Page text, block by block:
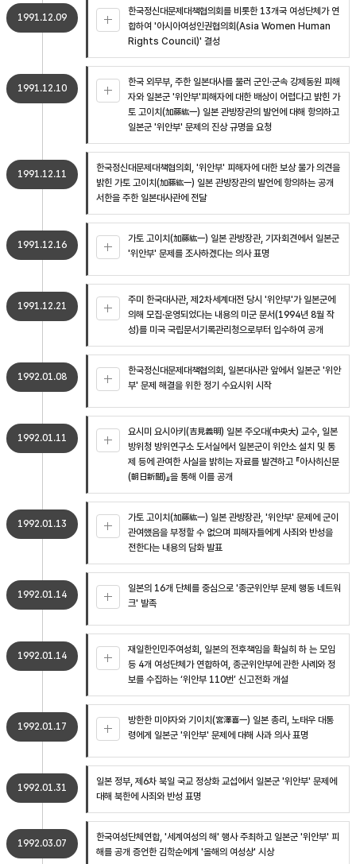
1991.12.09
한국정신대문제대책협의회를 비롯한 13개국 여성단체가 연
합하여 '아시아여성인권협의회(Asia Women Human
Rights Council)' 결성
1991.12.10
한국 외무부, 주한 일본대사를 불러 군인·군속 강제동원 피해
자와 일본군 '위안부'피해자에 대한 배상이 어렵다고 밝힌 가
토 고이치(加藤紘一) 일본 관방장관의 발언에 대해 항의하고
일본군 '위안부' 문제의 진상 규명을 요청
1991.12.11
한국정신대문제대책협의회, '위안부' 피해자에 대한 보상 불가 의견을
밝힌 가토 고이치(加藤紘一) 일본 관방장관의 발언에 항의하는 공개
서한을 주한 일본대사관에 전달
1991.12.16
가토 고이치(加藤紘一) 일본 관방장관, 기자회견에서 일본군
'위안부' 문제를 조사하겠다는 의사 표명
1991.12.21
주미 한국대사관, 제2차세계대전 당시 '위안부'가 일본군에
의해 모집·운영되었다는 내용의 미군 문서(1994년 8월 작
성)를 미국 국립문서기록관리청으로부터 입수하여 공개
1992.01.08
한국정신대문제대책협의회, 일본대사관 앞에서 일본군 '위안
부' 문제 해결을 위한 정기 수요시위 시작
1992.01.11
요시미 요시아키(吉見義明) 일본 주오대(中央大) 교수, 일본
방위청 방위연구소 도서실에서 일본군이 위안소 설치 및 통
제 등에 관여한 사실을 밝히는 자료를 발견하고 『아사히신문
(朝日新聞)』을 통해 이를 공개
1992.01.13
가토 고이치(加藤紘一) 일본 관방장관, '위안부' 문제에 군이
관여했음을 부정할 수 없으며 피해자들에게 사죄와 반성을
전한다는 내용의 담화 발표
1992.01.14
일본의 16개 단체를 중심으로 '종군위안부 문제 행동 네트워
크' 발족
1992.01.14
재일한인민주여성회, 일본의 전후책임을 확실히 하 는 모임
등 4개 여성단체가 연합하여, 종군위안부에 관한 사례와 정
보를 수집하는 ‘위안부 110번’ 신고전화 개설
1992.01.17
방한한 미야자와 기이치(宮澤喜一) 일본 총리, 노태우 대통
령에게 일본군 '위안부' 문제에 대해 사과 의사 표명
1992.01.31
일본 정부, 제6차 북일 국교 정상화 교섭에서 일본군 '위안부' 문제에
대해 북한에 사죄와 반성 표명
1992.03.07
한국여성단체연합, '세계여성의 해' 행사 주최하고 일본군 '위안부' 피
해를 공개 증언한 김학순에게 '올해의 여성상' 시상